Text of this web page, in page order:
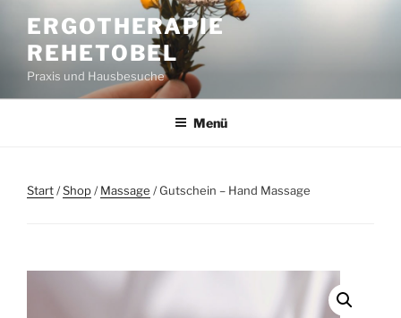
Inhalt
springen
ERGOTHERAPIE
REHETOBEL
Praxis und Hausbesuche
Menü
Start/Shop/Massage / Gutschein – Hand Massage